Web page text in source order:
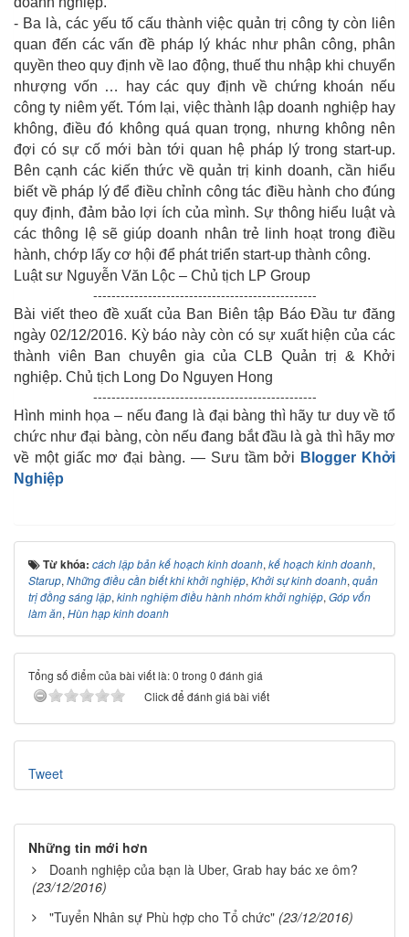
- Ba là, các yếu tố cấu thành việc quản trị công ty còn liên
quan đến các vấn đề pháp lý khác như phân công, phân
quyền theo quy định về lao động, thuế thu nhập khi chuyển
nhượng vốn … hay các quy định về chứng khoán nếu
công ty niêm yết. Tóm lại, việc thành lập doanh nghiệp hay
không, điều đó không quá quan trọng, nhưng không nên
đợi có sự cố mới bàn tới quan hệ pháp lý trong start-up.
Bên cạnh các kiến thức về quản trị kinh doanh, cần hiểu
biết về pháp lý để điều chỉnh công tác điều hành cho đúng
quy định, đảm bảo lợi ích của mình. Sự thông hiểu luật và
các thông lệ sẽ giúp doanh nhân trẻ linh hoạt trong điều
hành, chớp lấy cơ hội để phát triển start-up thành công.
Luật sư Nguyễn Văn Lộc – Chủ tịch LP Group
-------------------------------------------------
Bài viết theo đề xuất của Ban Biên tập Báo Đầu tư đăng
ngày 02/12/2016. Kỳ báo này còn có sự xuất hiện của các
thành viên Ban chuyên gia của CLB Quản trị & Khởi
nghiệp. Chủ tịch Long Do Nguyen Hong
-------------------------------------------------
Hình minh họa – nếu đang là đại bàng thì hãy tư duy về tổ
chức như đại bàng, còn nếu đang bắt đầu là gà thì hãy mơ
về một giấc mơ đại bàng. — Sưu tầm bởi Blogger Khởi
Nghiệp
Từ khóa: cách lập bản kế hoạch kinh doanh,kế hoạch kinh doanh,
Starup,Những điều cần biết khi khởi nghiệp,Khởi sự kinh doanh,quản
trị đồng sáng lập,kinh nghiệm điều hành nhóm khởi nghiệp,Góp vốn
làm ăn,Hùn hạp kinh doanh
Tổng số điểm của bài viết là: 0 trong 0 đánh giá
Click để đánh giá bài viết
Tweet
Những tin mới hơn
Doanh nghiệp của bạn là Uber, Grab hay bác xe ôm?
(23/12/2016)
"Tuyển Nhân sự Phù hợp cho Tổ chức" (23/12/2016)